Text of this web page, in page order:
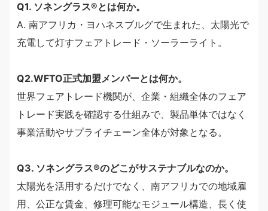
Q1. ソネングラス®︎とは何か。
A. 南アフリカ・ヨハネスブルグで生まれた、太陽光で
充電して灯すフェアトレード・ソーラーライト。
Q2.WFTO正式加盟メンバーとは何か。
世界フェアトレード機関が、企業・組織全体のフェア
トレード実践を確認する仕組みで、製品単体ではなく
事業活動やサプライチェーン全体が対象となる。
Q3. ソネングラス®︎のどこがサステナブルなのか。
太陽光を活用するだけでなく、南アフリカでの地域雇
用、公正な賃金、修理可能なモジュール構造、長く使